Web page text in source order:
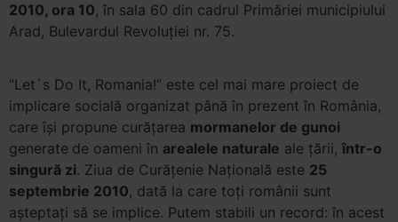
2010, ora 10, în sala 60 din cadrul Primăriei municipiului
Arad, Bulevardul Revoluţiei nr. 75.
“Let`s Do It, Romania!” este cel mai mare proiect de
implicare socială organizat până în prezent în România,
care îşi propune curăţarea mormanelor de gunoi
generate de oameni în arealele naturale ale ţării, într-o
singură zi. Ziua de Curăţenie Naţională este 25
septembrie 2010, dată la care toţi românii sunt
aşteptaţi să se implice. Putem stabili un record: în acest